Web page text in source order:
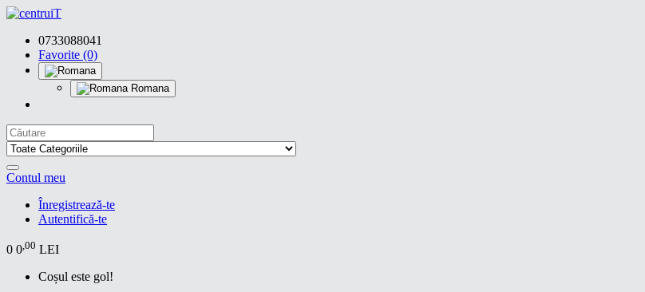
0733088041
Favorite (0)
Romana
Contul meu
Înregistrează-te
Autentifică-te
0 0,00 LEI
Coșul este gol!